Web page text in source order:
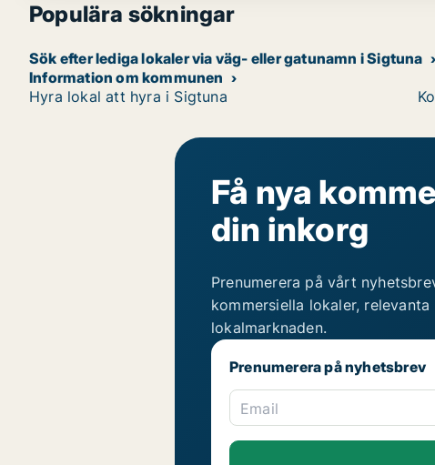
Populära sökningar
Sök efter lediga lokaler via väg- eller gatunamn i Sigtuna
Information om kommunen
Hyra lokal att hyra i Sigtuna
Få nya
din inkorg
Prenumerera på vårt
kommersiella lokaler,
lokalmarknaden.
Prenumerera på nyhetsbrev
Email